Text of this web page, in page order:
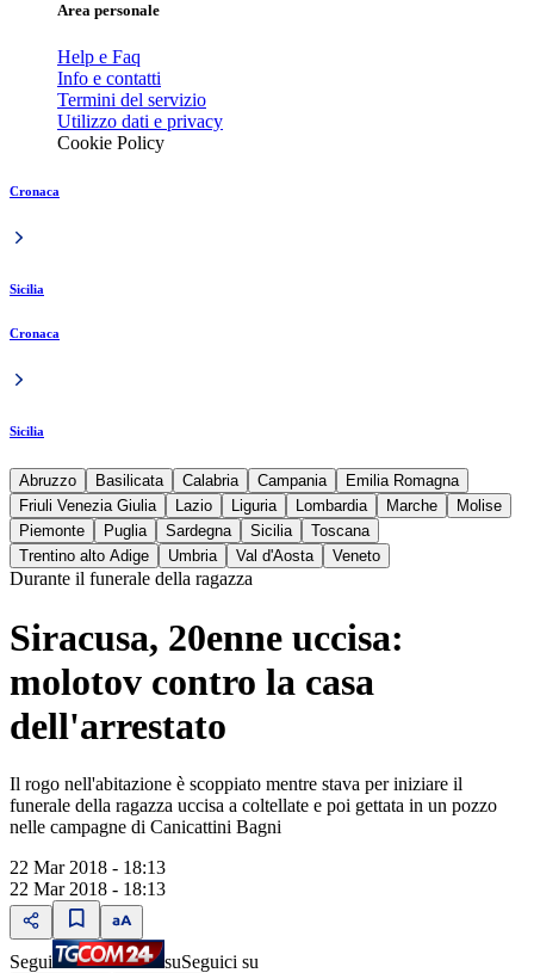
Area personale
Help e Faq
Info e contatti
Termini del servizio
Utilizzo dati e privacy
Cookie Policy
Cronaca
Sicilia
Cronaca
Sicilia
Abruzzo Basilicata Calabria Campania
Emilia Romagna
Friuli Venezia Giulia
Lazio Liguria Lombardia Marche
Molise
Piemonte
Puglia Sardegna Sicilia
Toscana
Trentino alto Adige
Umbria Val d'Aosta Veneto
Durante il funerale della ragazza
Siracusa, 20enne uccisa:
molotov contro la casa
dell'arrestato
Il rogo nell'abitazione è scoppiato mentre stava per iniziare il
funerale della ragazza uccisa a coltellate e poi gettata in un pozzo
nelle campagne di Canicattini Bagni
22 Mar 2018 - 18:13
22 Mar 2018 - 18:13
Segui suSeguici su